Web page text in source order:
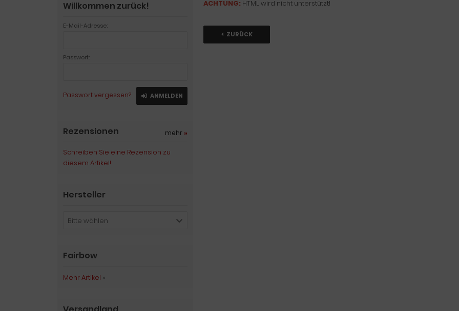
ACHTUNG: HTML wird nicht unterstützt!
ZURÜCK
Willkommen zurück!
E-Mail-Adresse:
Passwort:
Passwort vergessen? ANMELDEN
Rezensionen mehr »
Schreiben Sie eine Rezension zu
diesem Artikel!
Hersteller
Bitte wählen
Fairbow
Mehr Artikel »